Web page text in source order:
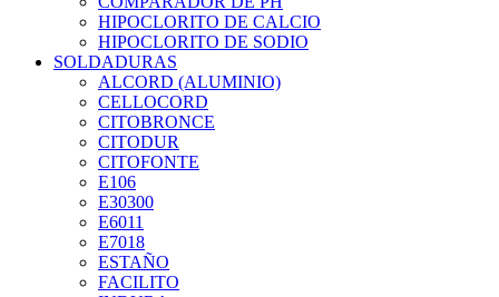
HIPOCLORITO DE CALCIO
HIPOCLORITO DE SODIO
SOLDADURAS
ALCORD (ALUMINIO)
CELLOCORD
CITOBRONCE
CITODUR
CITOFONTE
E106
E30300
E6011
E7018
ESTAÑO
FACILITO